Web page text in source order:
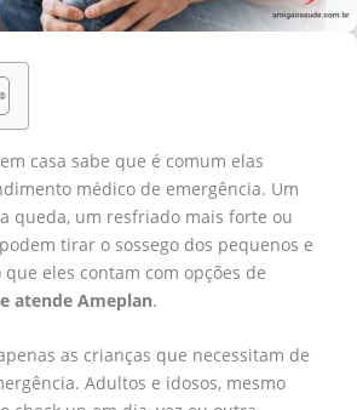
casa sabe que é comum elas
médico de emergência. Um
queda, um resfriado mais forte ou
tirar o sossego dos pequenos e
que eles contam com opções de
atende Ameplan.
as crianças que necessitam de
Adultos e idosos, mesmo